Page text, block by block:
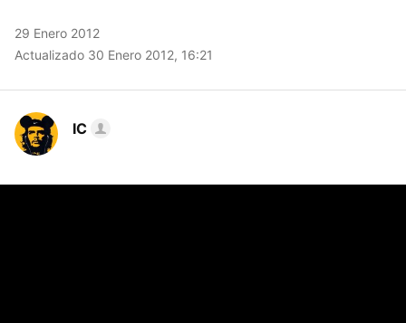
29 Enero 2012
Actualizado 30 Enero 2012, 16:21
IC